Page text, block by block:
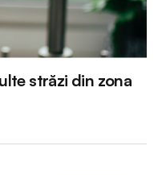
străzi din zona